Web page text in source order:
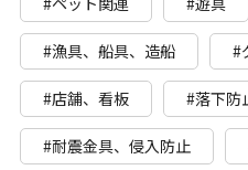
#漁具、船具、造船 #
#店舗、看板 #落下防
#耐震金具、侵入防止